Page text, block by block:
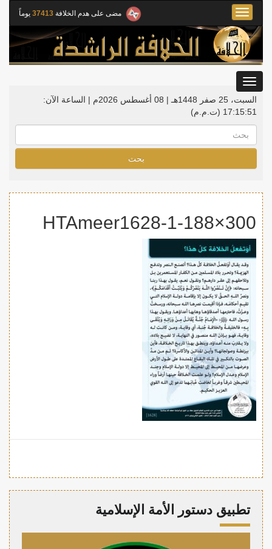
مضى على هدم الخلافة 37413 يوماً
Toggle
navigation
السبت، 25 صفر 1448هـ | 08 أغسطس 2026م |
الساعة الآن:
17:15:51 (ت.م.م)
بحث
HTAmeer1628-1-188×300
تطبيق دستور الأمة الإسلامية